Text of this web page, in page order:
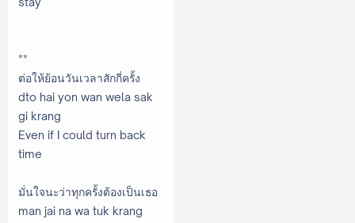
**
ต่อให้ย้อนวันเวลาสักกี่ครั้ง
dto hai yon wan wela sak
gi krang
Even if I could turn back
time
มั่นใจนะว่าทุกครั้งต้องเป็นเธอ
man jai na wa tuk krang